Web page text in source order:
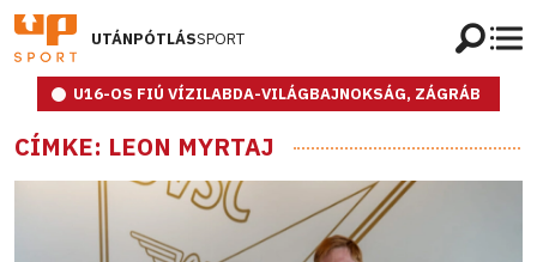
UTÁNPÓTLÁSSPORT
U16-OS FIÚ VÍZILABDA-VILÁGBAJNOKSÁG, ZÁGRÁB
CÍMKE: LEON MYRTAJ